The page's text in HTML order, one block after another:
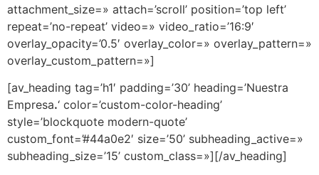
attachment_size=» attach=’scroll’ position=’top left’
repeat=’no-repeat’ video=» video_ratio=’16:9′
overlay_opacity=’0.5′ overlay_color=» overlay_pattern=»
overlay_custom_pattern=»]
[av_heading tag=’h1′ padding=’30’ heading=’Nuestra
Empresa.‘ color=’custom-color-heading’
style=’blockquote modern-quote’
custom_font=’#44a0e2′ size=’50’ subheading_active=»
subheading_size=’15’ custom_class=»][/av_heading]